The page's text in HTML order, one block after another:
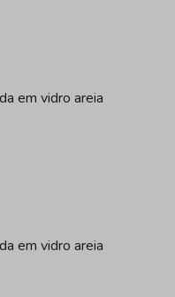
em vidro areia
em vidro areia